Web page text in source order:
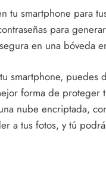
tu smartphone para
para
en una bóveda
smartphone, puedes
forma de proteger
nube encriptada,
a tus fotos, y tú